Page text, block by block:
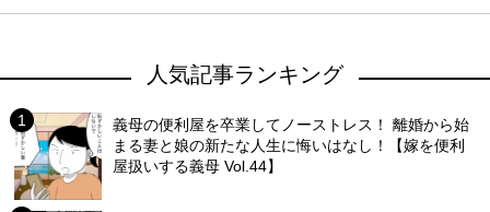
人気記事ランキング
義母の便利屋を卒業してノーストレス！ 離婚から始
まる妻と娘の新たな人生に悔いはなし！【嫁を便利
屋扱いする義母 Vol.44】